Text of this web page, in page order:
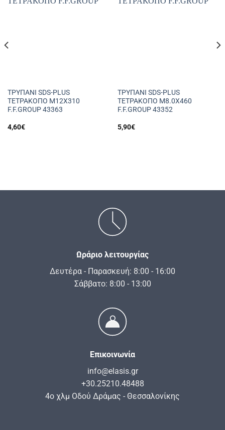
ΤΡΥΠΑΝΙ SDS-PLUS
ΤΕΤΡΑΚΟΠΟ Μ12Χ310
F.F.GROUP 43363
4,60€
ΤΡΥΠΑΝΙ SDS-PLUS
ΤΕΤΡΑΚΟΠΟ Μ8.0Χ460
F.F.GROUP 43352
5,90€
Ωράριο λειτουργίας
Δευτέρα - Παρασκευή: 8:00 - 16:00
Σάββατο: 8:00 - 13:00
Επικοινωνία
info@elasis.gr
+30.25210.48488
4ο χλμ Οδού Δράμας - Θεσσαλονίκης